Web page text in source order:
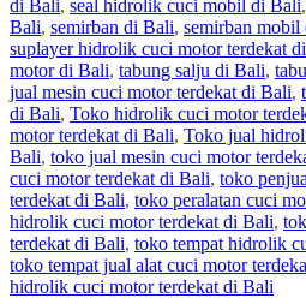
di Bali, seal hidrolik cuci mobil di Bali,
Bali, semirban di Bali, semirban mobil
suplayer hidrolik cuci motor terdekat
motor di Bali, tabung salju di Bali,
jual mesin cuci motor terdekat di Bali,
di Bali, Toko hidrolik cuci motor
motor terdekat di Bali, Toko jual
Bali, toko jual mesin cuci motor
cuci motor terdekat di Bali, toko
terdekat di Bali, toko peralatan cuci
hidrolik cuci motor terdekat di Bali,
terdekat di Bali, toko tempat hidrolik
toko tempat jual alat cuci motor
hidrolik cuci motor terdekat di Bali